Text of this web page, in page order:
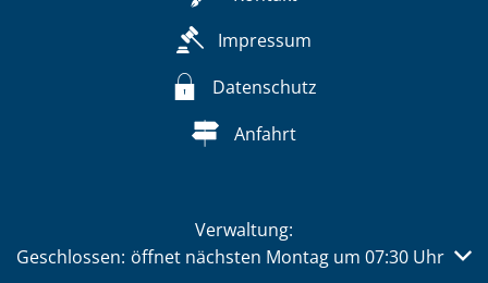
Impressum
Datenschutz
Anfahrt
Verwaltung:
Klicken, um weitere Öffnungs- oder Schließzeiten
Geschlossen: öffnet nächsten Montag um 07:30 Uhr